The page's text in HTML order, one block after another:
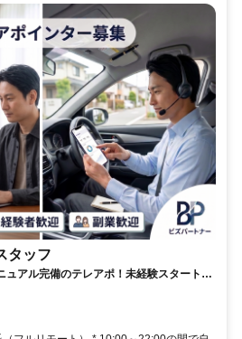
タッフ
ュアル完備のテレアポ！未経験スタートの
ォロー体制あり